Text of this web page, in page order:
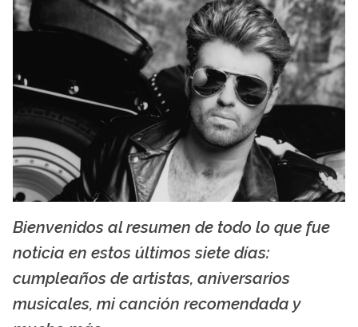
Bienvenidos al resumen de todo lo que fue
noticia en estos últimos siete días:
cumpleaños de artistas, aniversarios
musicales, mi canción recomendada y